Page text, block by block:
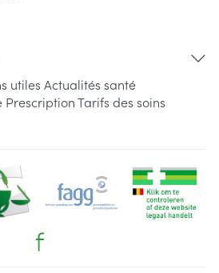
utiles Actualités santé
PrescriptionTarifs des soins